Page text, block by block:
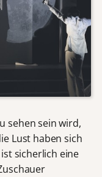
sehen sein wird,
Lust haben sich
sicherlich eine